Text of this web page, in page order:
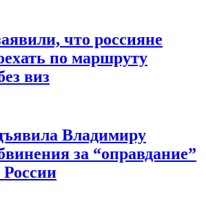
что россияне
по маршруту
виз
Владимиру
за “оправдание”
России